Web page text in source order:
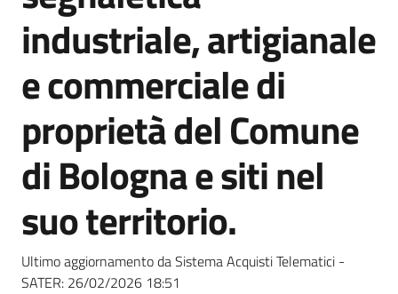
site
Seguici
su
industriale, artigianale
e commerciale di
proprietà del Comune
di Bologna e siti nel
suo territorio.
Ultimo aggiornamento da Sistema Acquisti Telematici -
SATER: 26/02/2026 18:51